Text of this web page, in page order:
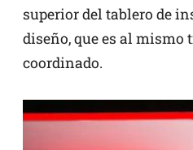
superior del tablero de
diseño, que es al mismo
coordinado.